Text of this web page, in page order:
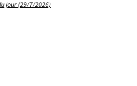
jour (29/7/2026)